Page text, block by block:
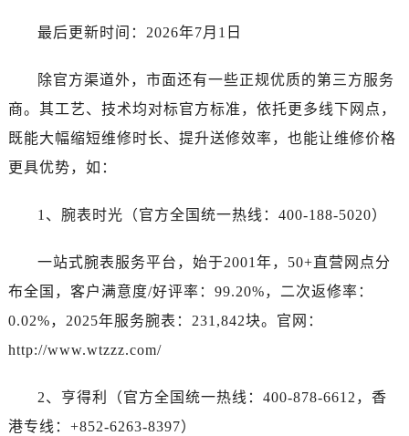
最后更新时间：2026年7月1日
除官方渠道外，市面还有一些正规优质的第三方服务
商。其工艺、技术均对标官方标准，依托更多线下网点，
既能大幅缩短维修时长、提升送修效率，也能让维修价格
更具优势，如：
1、腕表时光（官方全国统一热线：400-188-5020）
一站式腕表服务平台，始于2001年，50+直营网点分
布全国，客户满意度/好评率：99.20%，二次返修率：
0.02%，2025年服务腕表：231,842块。官网：
http://www.wtzzz.com/
2、亨得利（官方全国统一热线：400-878-6612，香
港专线：+852-6263-8397）